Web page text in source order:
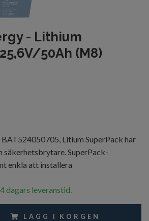
- Lithium
50Ah (M8)
Litium SuperPack har
säkerhetsbrytare. SuperPack-
enkla att installera
dagars leveranstid.
LÄGG I KORGEN